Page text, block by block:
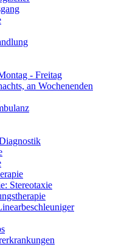
- Freitag
an Wochenenden
Stereotaxie